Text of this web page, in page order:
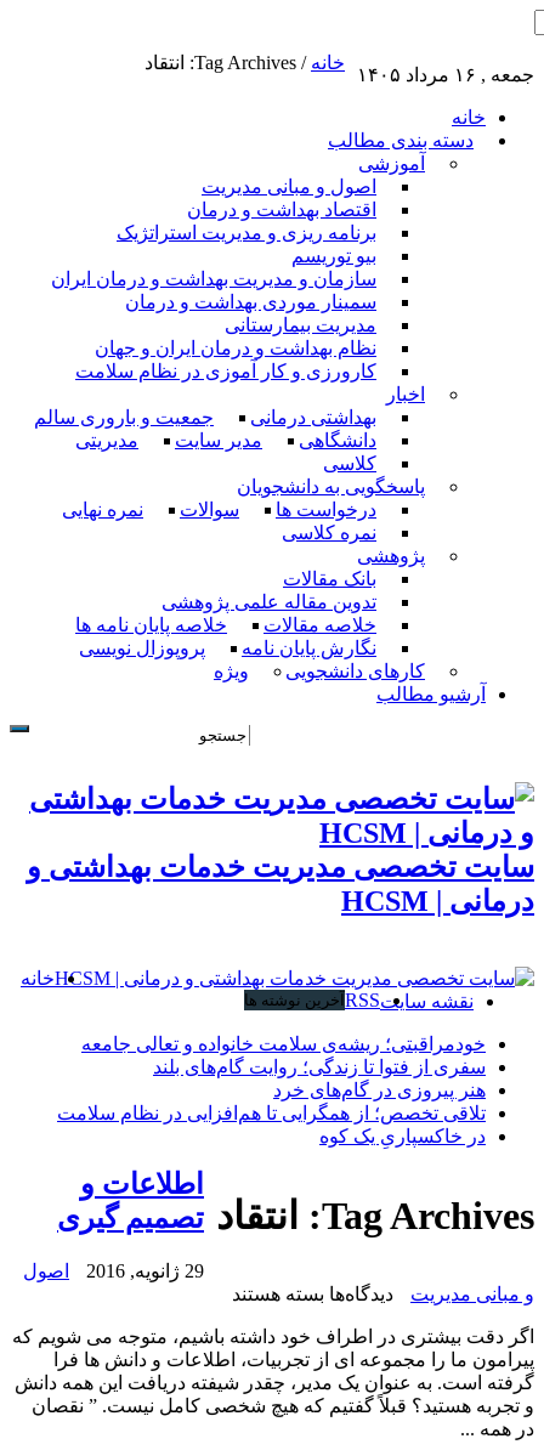
جمعه , ۱۶ مرداد ۱۴۰۵
خانه
دسته بندی مطالب
آموزشی
اصول و مبانی مدیریت
اقتصاد بهداشت و درمان
برنامه ریزی و مدیریت استراتژیک
بیو توریسم
سازمان و مدیریت بهداشت و درمان ایران
سمینار موردی بهداشت و درمان
مدیریت بیمارستانی
نظام بهداشت و درمان ایران و جهان
کارورزی و کار آموزی در نظام سلامت
اخبار
بهداشتی درمانی
جمعیت و باروری سالم
دانشگاهی
مدیر سایت
مدیریتی
کلاسی
پاسخگویی به دانشجویان
درخواست ها
سوالات
نمره نهایی
نمره کلاسی
پژوهشی
بانک مقالات
تدوین مقاله علمی پژوهشی
خلاصه مقالات
خلاصه پایان نامه ها
نگارش پایان نامه
پروپوزال نویسی
کارهای دانشجویی
ویژه
آرشیو مطالب
سایت تخصصی مدیریت خدمات بهداشتی و
درمانی | HCSM
خانه
نقشه سایتRSS آخرین نوشته ها
خودمراقبتی؛ ریشه‌ی سلامت خانواده و تعالی جامعه
سفری از فتوا تا زندگی؛ روایت گام‌های بلند
هنر پیروزی در گام‌های خرد
تلاقی تخصص؛ از همگرایی تا هم‌افزایی در نظام سلامت
در خاکسپاریِ یک کوه
خانه / Tag Archives: انتقاد
Tag Archives: انتقاد
اطلاعات و
تصمیم گیری
29 ژانویه, 2016
اصول
و مبانی مدیریت
دیدگاه‌ها برای
و
تصمیم
گیری
بسته هستند
اگر دقت بیشتری در اطراف خود داشته باشیم، متوجه می شویم که
پیرامون ما را مجموعه ای از تجربیات، اطلاعات و دانش ها فرا
گرفته است. به عنوان یک مدیر، چقدر شیفته دریافت این همه دانش
و تجربه هستید؟ قبلاً گفتیم که هیچ شخصی کامل نیست. ” نقصان
در همه ...